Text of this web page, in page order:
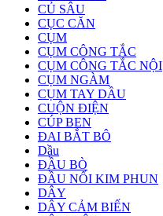
CỦ SÂU
CỤC CĂN
CỤM
CỤM CÔNG TẮC
CỤM CÔNG TẮC NỘI
CỤM NGÀM
CỤM TAY DẦU
CUỘN ĐIỆN
CÚP BEN
ĐAI BẮT BÔ
Dầu
ĐẦU BÒ
ĐẦU NỐI KIM PHUN
DÂY
DÂY CẢM BIẾN